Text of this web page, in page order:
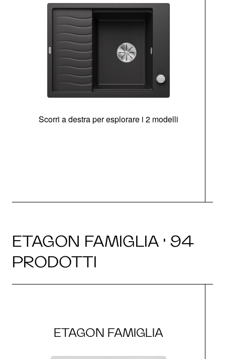
Scorri a destra per esplorare i 2 modelli
ETAGON FAMIGLIA · 94
PRODOTTI
ETAGON FAMIGLIA